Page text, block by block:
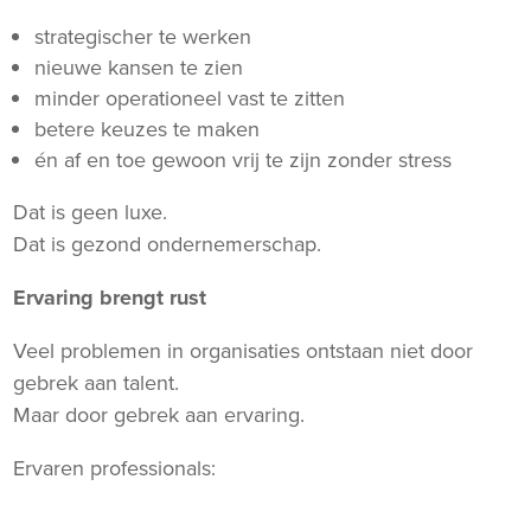
strategischer te werken
nieuwe kansen te zien
minder operationeel vast te zitten
betere keuzes te maken
én af en toe gewoon vrij te zijn zonder stress
Dat is geen luxe.
Dat is gezond ondernemerschap.
Ervaring brengt rust
Veel problemen in organisaties ontstaan niet door
gebrek aan talent.
Maar door gebrek aan ervaring.
Ervaren professionals: